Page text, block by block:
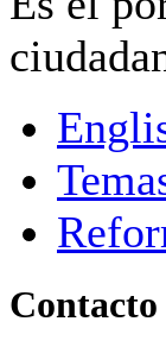
Contacto